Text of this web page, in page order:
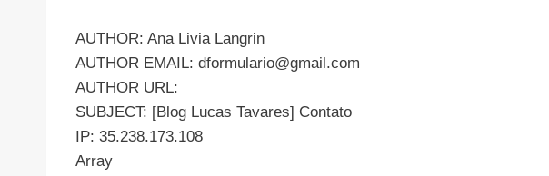
AUTHOR: Ana Livia Langrin
AUTHOR EMAIL: dformulario@gmail.com
AUTHOR URL:
SUBJECT: [Blog Lucas Tavares] Contato
IP: 35.238.173.108
Array